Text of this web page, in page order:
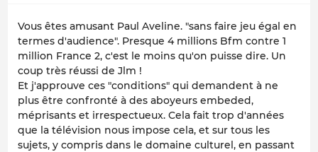
Vous êtes amusant Paul Aveline. "sans faire jeu égal en
termes d'audience". Presque 4 millions Bfm contre 1
million France 2, c'est le moins qu'on puisse dire. Un
coup très réussi de Jlm !
Et j'approuve ces "conditions" qui demandent à ne
plus être confronté à des aboyeurs embeded,
méprisants et irrespectueux. Cela fait trop d'années
que la télévision nous impose cela, et sur tous les
sujets, y compris dans le domaine culturel, en passant